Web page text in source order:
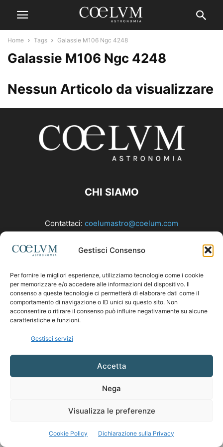
Gestisci Consenso
Per fornire le migliori esperienze, utilizziamo tecnologie come i cookie
per memorizzare e/o accedere alle informazioni del dispositivo. Il
consenso a queste tecnologie ci permetterà di elaborare dati come il
comportamento di navigazione o ID unici su questo sito. Non
acconsentire o ritirare il consenso può influire negativamente su alcune
caratteristiche e funzioni.
Gestisci servizi
Accetta
Nega
Visualizza le preferenze
Cookie Policy Dichiarazione sulla Privacy
Home Tags Galassie M106 Ngc 4248
Galassie M106 Ngc 4248
Nessun Articolo da visualizzare
CHI SIAMO
Contattaci: coelumastro@coelum.com
SEGUICI